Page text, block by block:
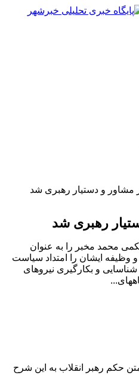
مشاور و دستیار رهبری شد
رهبری شد
محمد مخبر را به عنوان
ایشان را امتداد سیاست
و بکارگیری نیروهای
حکم رهبر انقلاب به این شرح